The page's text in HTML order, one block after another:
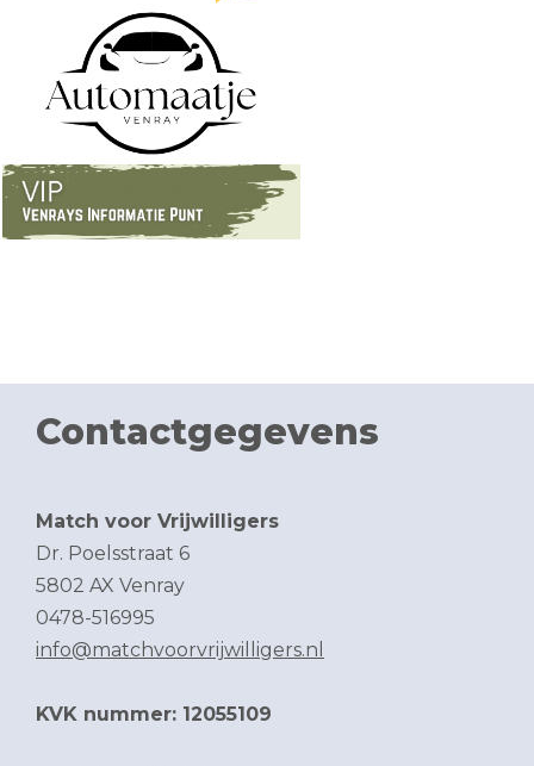
Contactgegevens
Match voor Vrijwilligers
Dr. Poelsstraat 6
5802 AX Venray
0478-516995
info@matchvoorvrijwilligers.nl
KVK nummer: 12055109